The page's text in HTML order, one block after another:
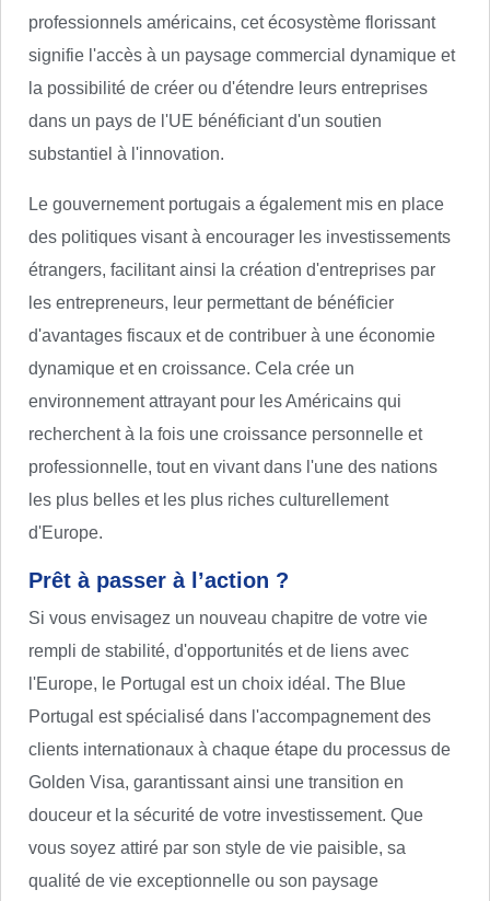
professionnels américains, cet écosystème florissant
signifie l'accès à un paysage commercial dynamique et
la possibilité de créer ou d'étendre leurs entreprises
dans un pays de l'UE bénéficiant d'un soutien
substantiel à l'innovation.
Le gouvernement portugais a également mis en place
des politiques visant à encourager les investissements
étrangers, facilitant ainsi la création d'entreprises par
les entrepreneurs, leur permettant de bénéficier
d'avantages fiscaux et de contribuer à une économie
dynamique et en croissance. Cela crée un
environnement attrayant pour les Américains qui
recherchent à la fois une croissance personnelle et
professionnelle, tout en vivant dans l'une des nations
les plus belles et les plus riches culturellement
d'Europe.
Prêt à passer à l’action ?
Si vous envisagez un nouveau chapitre de votre vie
rempli de stabilité, d'opportunités et de liens avec
l'Europe, le Portugal est un choix idéal. The Blue
Portugal est spécialisé dans l'accompagnement des
clients internationaux à chaque étape du processus de
Golden Visa, garantissant ainsi une transition en
douceur et la sécurité de votre investissement. Que
vous soyez attiré par son style de vie paisible, sa
qualité de vie exceptionnelle ou son paysage